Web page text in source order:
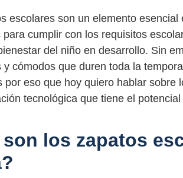
escolares son un elemento
para cumplir con los requisitos
del niño en desarrollo. Sin
y cómodos que duren toda la
por eso que hoy quiero hablar sobre
tecnológica que tiene el
son los zapatos